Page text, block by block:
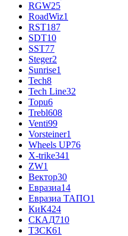
RGW25
RoadWiz1
RST187
SDT10
SST77
Steger2
Sunrise1
Tech8
Tech Line32
Topu6
Trebl608
Venti99
Vorsteiner1
Wheels UP76
X-trike341
ZW1
Вектор30
Евразиа14
Евразиа ТАПО1
КиК424
СКАД710
ТЗСК61